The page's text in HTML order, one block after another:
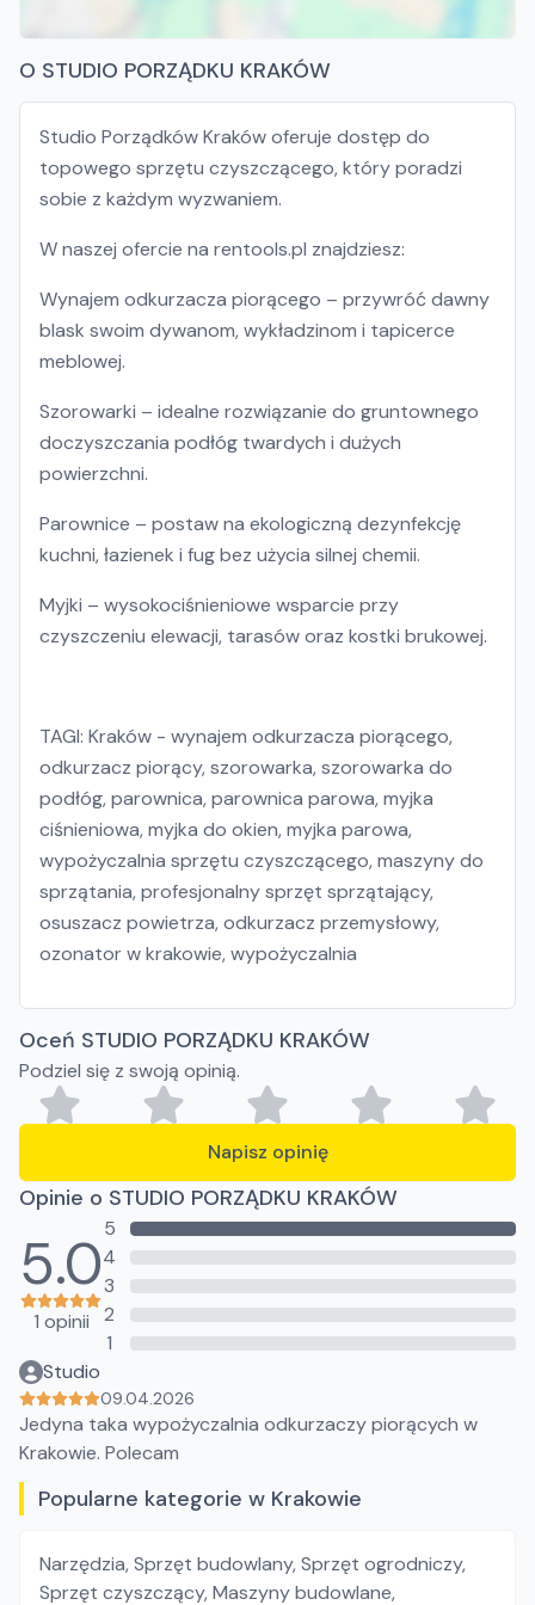
O STUDIO PORZĄDKU KRAKÓW
Studio Porządków Kraków oferuje dostęp do
topowego sprzętu czyszczącego, który poradzi
sobie z każdym wyzwaniem.
W naszej ofercie na rentools.pl znajdziesz:
Wynajem odkurzacza piorącego – przywróć dawny
blask swoim dywanom, wykładzinom i tapicerce
meblowej.
Szorowarki – idealne rozwiązanie do gruntownego
doczyszczania podłóg twardych i dużych
powierzchni.
Parownice – postaw na ekologiczną dezynfekcję
kuchni, łazienek i fug bez użycia silnej chemii.
Myjki – wysokociśnieniowe wsparcie przy
czyszczeniu elewacji, tarasów oraz kostki brukowej.
TAGI: Kraków - wynajem odkurzacza piorącego,
odkurzacz piorący, szorowarka, szorowarka do
podłóg, parownica, parownica parowa, myjka
ciśnieniowa, myjka do okien, myjka parowa,
wypożyczalnia sprzętu czyszczącego, maszyny do
sprzątania, profesjonalny sprzęt sprzątający,
osuszacz powietrza, odkurzacz przemysłowy,
ozonator w krakowie, wypożyczalnia
Oceń STUDIO PORZĄDKU KRAKÓW
Podziel się z swoją opinią.
Napisz opinię
Opinie o STUDIO PORZĄDKU KRAKÓW
5.0
1 opinii
5
4
3
2
1
Studio
09.04.2026
Jedyna taka wypożyczalnia odkurzaczy piorących w
Krakowie. Polecam
Popularne kategorie w Krakowie
Narzędzia,Sprzęt budowlany,Sprzęt ogrodniczy,
Sprzęt czyszczący,Maszyny budowlane,